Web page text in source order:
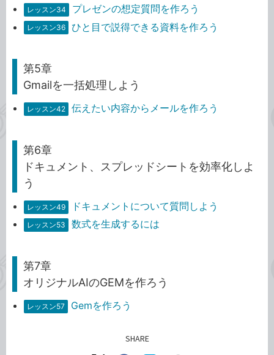
レッスン34 プレゼンの想定質問を作ろう
レッスン36 ひと目で説得できる資料を作ろう
第5章
Gmailを一括処理しよう
レッスン42 伝えたい内容からメールを作ろう
第6章
ドキュメント、スプレッドシートを効率化しよ
う
レッスン49 ドキュメントについて質問しよう
レッスン53 数式を生成するには
第7章
オリジナルAIのGEMを作ろう
レッスン57 Gemを作ろう
SHARE